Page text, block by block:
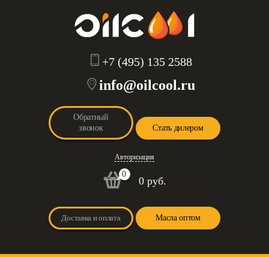
+7 (495) 135 2588
info@oilcool.ru
Обратный
звонок
Стать дилером
Авторизация
0
0 руб.
Доставка и оплата Масла оптом